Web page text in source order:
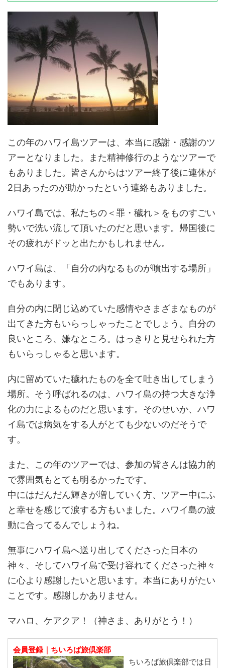
この年のハワイ島ツアーは、本当に感謝・感謝のツ
アーとなりました。また精神修行のようなツアーで
もありました。皆さんからはツアー終了後に連休が
2日あったのが助かったという連絡もありました。
ハワイ島では、私たちの＜罪・穢れ＞をものすごい
勢いで洗い流して頂いたのだと思います。帰国後に
その疲れがドッと出たかもしれません。
ハワイ島は、「自分の内なるものが噴出する場所」
でもあります。
自分の内に閉じ込めていた感情やさまざまなものが
出てきた方もいらっしゃったことでしょう。自分の
良いところ、嫌なところ。はっきりと見せられた方
もいらっしゃると思います。
内に留めていた穢れたものを全て吐き出してしまう
場所。そう呼ばれるのは、ハワイ島の持つ大きな浄
化の力によるものだと思います。そのせいか、ハワ
イ島では病気をする人がとても少ないのだそうで
す。
また、この年のツアーでは、参加の皆さんは協力的
で雰囲気もとても明るかったです。
中にはだんだん輝きが増していく方、ツアー中にふ
と幸せを感じて涙する方もいました。ハワイ島の波
動に合ってるんでしょうね。
無事にハワイ島へ送り出してくださった日本の
神々、そしてハワイ島で受け容れてくださった神々
に心より感謝したいと思います。本当にありがたい
ことです。感謝しかありません。
マハロ、ケアクア！（神さま、ありがとう！）
会員登録｜ちいろば旅倶楽部
ちいろば旅倶楽部では日